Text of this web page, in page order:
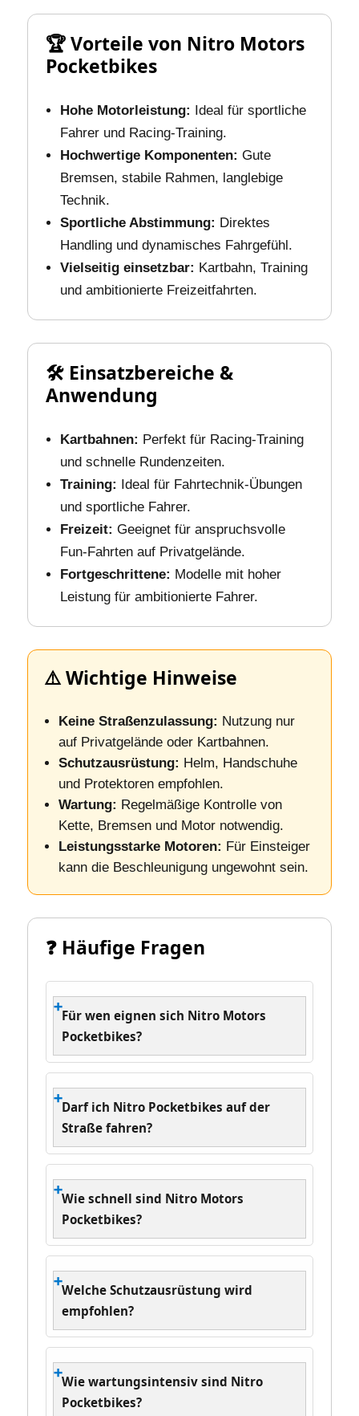
🏆 Vorteile von Nitro Motors
Pocketbikes
Hohe Motorleistung:
Ideal für sportliche
Fahrer und Racing‑Training.
Hochwertige Komponenten: Gute
Bremsen, stabile Rahmen, langlebige
Technik.
Sportliche Abstimmung: Direktes
Handling und dynamisches Fahrgefühl.
Vielseitig einsetzbar: Kartbahn, Training
und ambitionierte Freizeitfahrten.
🛠️ Einsatzbereiche &
Anwendung
Kartbahnen: Perfekt für Racing‑Training
und schnelle Rundenzeiten.
Training:
Ideal für Fahrtechnik‑Übungen
und sportliche Fahrer.
Freizeit: Geeignet für anspruchsvolle
Fun‑Fahrten auf Privatgelände.
Fortgeschrittene: Modelle mit hoher
Leistung für ambitionierte Fahrer.
⚠️ Wichtige Hinweise
Keine Straßenzulassung: Nutzung nur
auf Privatgelände oder Kartbahnen.
Schutzausrüstung: Helm, Handschuhe
und Protektoren empfohlen.
Wartung: Regelmäßige Kontrolle von
Kette, Bremsen und Motor notwendig.
Leistungsstarke Motoren: Für Einsteiger
kann die Beschleunigung ungewohnt sein.
❓ Häufige Fragen
Für wen eignen sich Nitro Motors
Pocketbikes?
Darf ich Nitro Pocketbikes auf der
Straße fahren?
Wie schnell sind Nitro Motors
Pocketbikes?
Welche Schutzausrüstung wird
empfohlen?
Wie wartungsintensiv sind Nitro
Pocketbikes?